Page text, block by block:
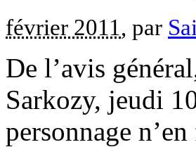
février 2011, par
De l’avis
Sarkozy, jeudi
personnage